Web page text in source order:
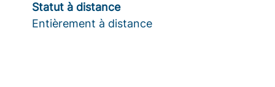
Statut à distance
Entièrement à distance